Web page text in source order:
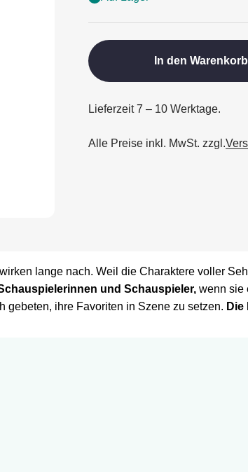
In den Warenkorb
Lieferzeit 7 – 10 Werktage.
Alle Preise inkl. MwSt. zzgl.
lange nach. Weil die Charaktere voller
und Schauspieler, wenn sie
ihre Favoriten in Szene zu setzen. Die